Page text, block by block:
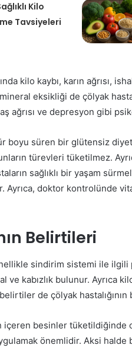
Kilo
Tavsiyeleri
kilo kaybı, karın ağrısı,
eksikliği de çölyak
ağrısı ve depresyon gibi
boyu süren bir glütensiz
türevleri tüketilmez.
sağlıklı bir yaşam
Ayrıca, doktor kontrolünde
Belirtileri
sindirim sistemi ile
ve kabızlık bulunur. Ayrıca
de çölyak
besinler tüketildiğinde
önemlidir. Aksi